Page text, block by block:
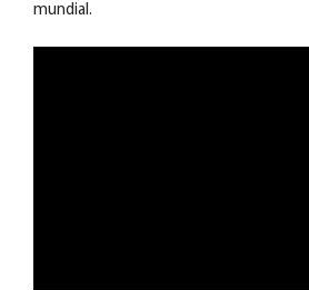
mundial.